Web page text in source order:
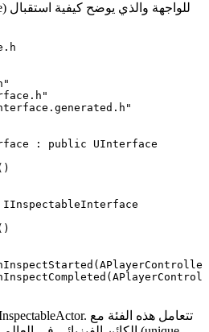
: public UInterface
IInspectableInterface
. تتعامل هذه الفئة مع